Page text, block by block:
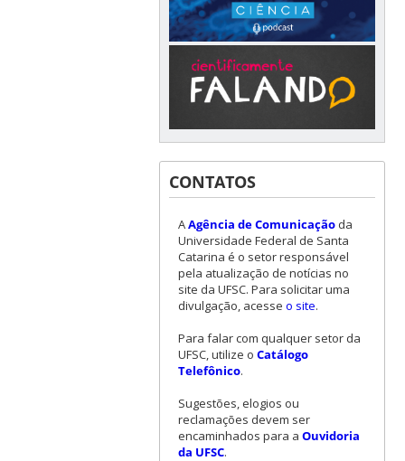
CONTATOS
AAgência de Comunicaçãoda
Universidade Federal de Santa
Catarina é o setor responsável
pela atualização de notícias no
site da UFSC. Para solicitar uma
divulgação, acesse o site.
Para falar com qualquer setor da
UFSC, utilize o Catálogo
Telefônico.
Sugestões, elogios ou
reclamações devem ser
encaminhados para a Ouvidoria
da UFSC.